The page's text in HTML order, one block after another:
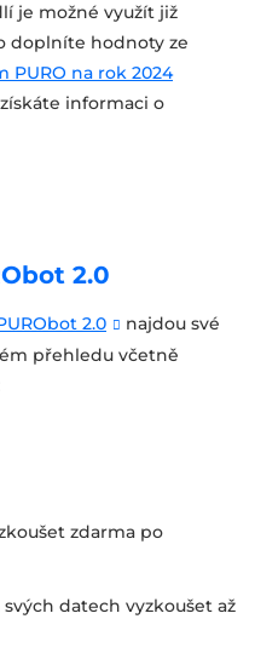
je možné využít již
doplníte hodnoty ze
PURO na rok 2024
informaci o
2.0
2.0
najdou své
přehledu včetně
zdarma po
datech vyzkoušet až